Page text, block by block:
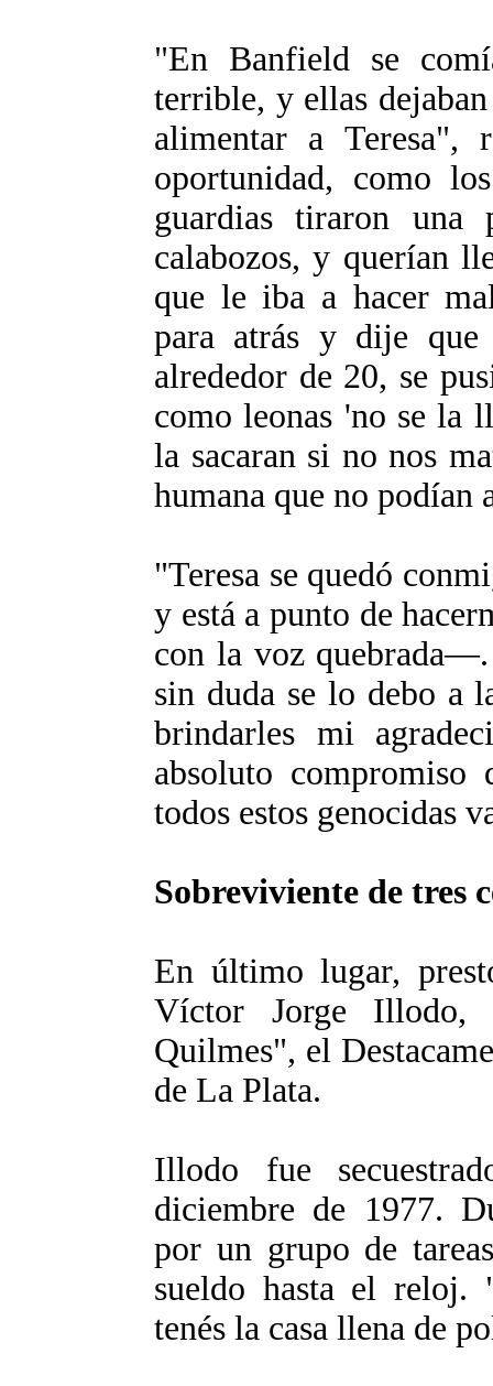
"En Banfield se
terrible, y ellas
alimentar a Teresa",
oportunidad, como
guardias tiraron una
calabozos, y querían
que le iba a hacer
para atrás y dije que
alrededor de 20, se
como leonas 'no se la
la sacaran si no nos
humana que no podían
"Teresa se quedó
y está a punto de
con la voz
sin duda se lo debo a
brindarles mi
absoluto compromiso
todos estos genocidas
Sobreviviente de tres
En último lugar,
Víctor Jorge Illodo,
Quilmes", el
de La Plata.
Illodo fue
diciembre de 1977.
por un grupo de
sueldo hasta el reloj.
tenés la casa llena de